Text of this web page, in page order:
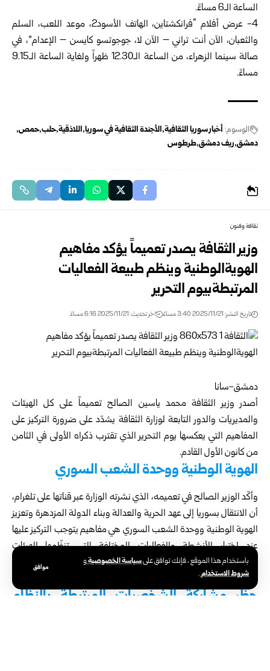
باستخدام هذا الموقع ، فإنك توافق علىسياسة الخصوصيةو
شروط الاستخدام.
موافق
الساعة الـ6 مساءً.
4- عرض أفلام “فرانكشتاين، الهاتف الأسود2، موعد اللعب، السلم
والثعبان، الآن أنت تراني – الآن لا، جوجوتسو كايسن – الإعدام”، في
صالة سينما الزهراء، من الساعة الـ12.30 ظهراً ولغاية الساعة الـ9.15
مساءً.
الوسوم: أخبار سوريا الثقافية الأجندة الثقافية في سوريا اللاذقية حلب حمص
دمشق ريف دمشق طرطوس
ثقافة وفنون
وزير الثقافة يصدر تعميماً يؤكد مفاهيم
الهويةالوطنية وينظم طبيعة الفعاليات
المرتبطةبيوم التحرير
تاريخ النشر: 2025/11/21 3:40 مساءً اخر تحديث: 2025/11/21 6:16 مساءً
دمشق-سانا
أصدر وزير الثقافة محمد ياسين الصالح تعميماً على كل الهيئات
والمديريات والدور التابعة لوزارة الثقافة يشدّد على ضرورة التركيز على
المفاهيم التي يعكسها يوم التحرير الذي تقترب ذكراه الأولى في الثامن
من كانون الأول القادم.
الهوية الوطنية ووحدة الشعب السوري
وأكّد الوزير الصالح في تعميمه، الذي نشرته الوزارة عبر قناتها على تلغرام،
أن الانتقال بسوريا إلى عهد الحرية والعدالة وبناء الدولة المزدهرة وتعزيز
الهوية الوطنية ووحدة الشعب السوري هي مفاهيم يتوجب التركيز عليها
عند اختيار الأنشطة والفعاليات المختلفة التي تنظّمها الهيئات
والمديريات والمراكز والدور الثقافية التابعة لوزارة الثقافة، داعياً إلى
الالتزام بالأهداف الثقافية والتنويرية والوطنية وبالنظم الإدارية المتبعة.
حظر مشاركة الشخصيات المرتبطة بالنظام